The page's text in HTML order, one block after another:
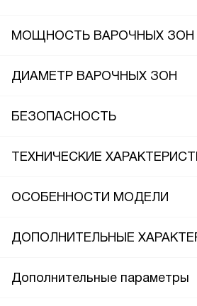
МОЩНОСТЬ ВАРОЧНЫХ ЗОН
ДИАМЕТР ВАРОЧНЫХ ЗОН
БЕЗОПАСНОСТЬ
ТЕХНИЧЕСКИЕ
ОСОБЕННОСТИ МОДЕЛИ
ДОПОЛНИТЕЛЬНЫЕ
Дополнительные параметры